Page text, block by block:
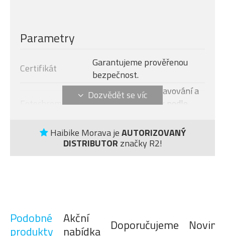
Haibike Morava jeAUTORIZOVANÝ
DISTRIBUTOR značky R2!
Parametry
Certifikát
Garantujeme prověřenou
bezpečnost.
Fotochromatizace
Automatické zatmavování a
zesvětlování čoček podle
Protiskluzové
plochy
Protiskluzové nosníky a
straničky zamezují
zklouzávání brýl, které
Materiál čoček
mnohem větší bezpečnost
Podobné
produkty
Akční
nabídka Doporučujeme